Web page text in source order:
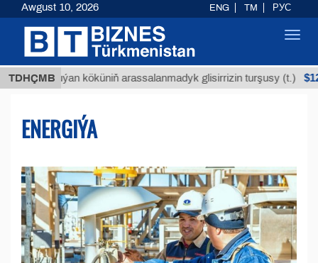
TDHÇMBköküniň arassalanmadyk glisirrizin turşusy (t.) $12935,18
ENERGIÝA
Awgust 10, 2026 ENG TM РУС